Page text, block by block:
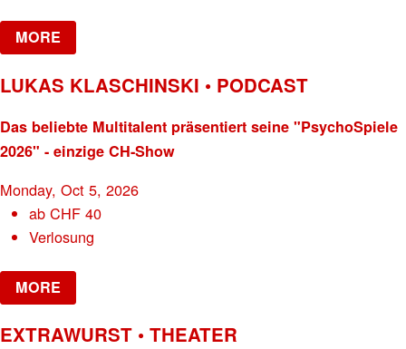
MORE
LUKAS KLASCHINSKI • PODCAST
Das beliebte Multitalent präsentiert seine "PsychoSpiele
2026" - einzige CH-Show
Monday, Oct 5, 2026
abCHF 40
Verlosung
MORE
EXTRAWURST • THEATER